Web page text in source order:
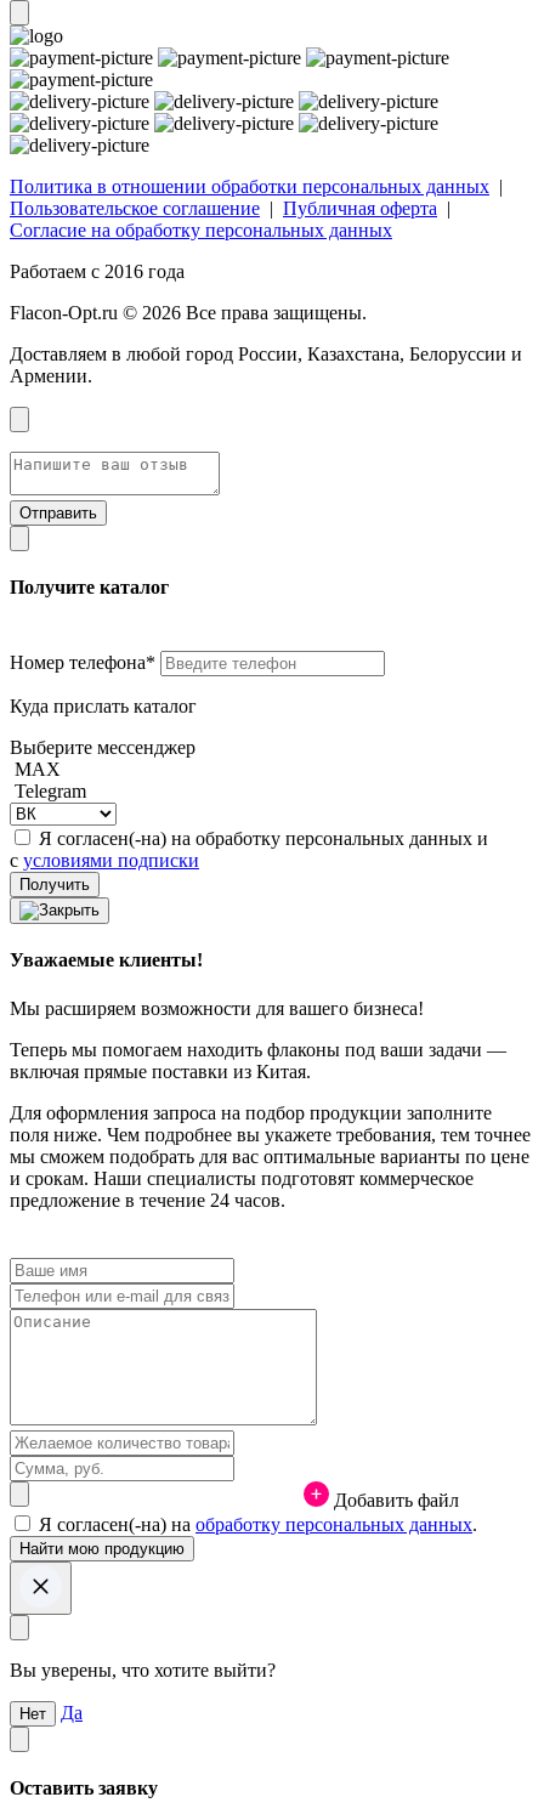
Политика в отношении обработки персональных данных |
Пользовательское соглашение | Публичная оферта |
Согласие на обработку персональных данных
Работаем с 2016 года
Flacon-Opt.ru © 2026 Все права защищены.
Доставляем в любой город России, Казахстана, Белоруссии и
Армении.
Получите каталог
Номер телефона*
Куда прислать каталог
Выберите мессенджер
MAX
Telegram
Я согласен(-на) на обработку персональных данных и
с условиями подписки
Уважаемые клиенты!
Мы расширяем возможности для вашего бизнеса!
Теперь мы помогаем находить флаконы под ваши задачи —
включая прямые поставки из Китая.
Для оформления запроса на подбор продукции заполните
поля ниже. Чем подробнее вы укажете требования, тем точнее
мы сможем подобрать для вас оптимальные варианты по цене
и срокам. Наши специалисты подготовят коммерческое
предложение в течение 24 часов.
Добавить файл
Я согласен(-на) на обработку персональных данных.
Вы уверены, что хотите выйти?
Нет Да
Оставить заявку